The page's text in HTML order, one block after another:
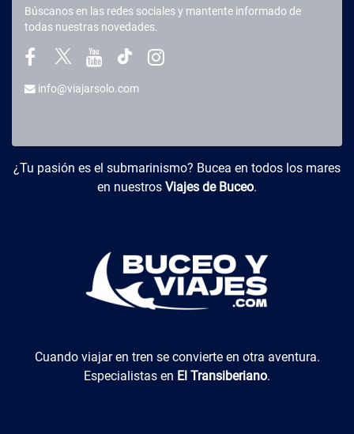
Búscanos en las redes sociales y mantente informado de
todas nuestras novedades.
info@viajarsolo.com
Buceo y Viajes
¿Tu pasión es el submarinismo? Bucea en todos los mares
en nuestros Viajes de Buceo.
El Transiberiano
Cuando viajar en tren se convierte en otra aventura.
Especialistas en El Transiberiano.